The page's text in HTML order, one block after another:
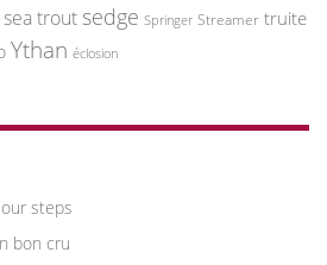
sea trout sedge Springer Streamer truite
Ythan éclosion
steps
bon cru